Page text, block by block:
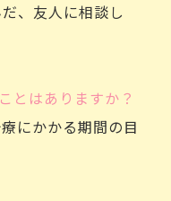
、友人に相談し
とはありますか？
にかかる期間の目